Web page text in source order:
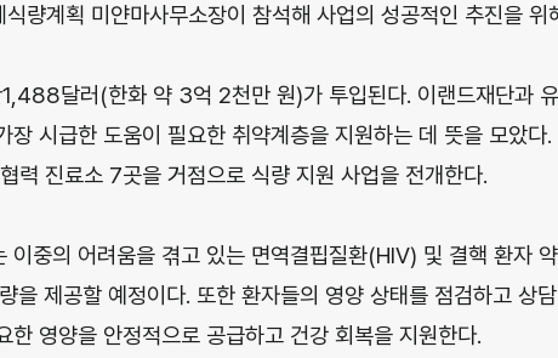
량계획 미얀마사무소장이 참석해 사업의 성공적인 추진을 위
달러(한화 약 3억 2천만 원)가 투입된다. 이랜드재단과
장 시급한 도움이 필요한 취약계층을 지원하는 데 뜻을 모았다
력 진료소 7곳을 거점으로 식량 지원 사업을 전개한다.
이중의 어려움을 겪고 있는 면역결핍질환(HIV) 및 결핵 환자
을 제공할 예정이다. 또한 환자들의 영양 상태를 점검하고 상
한 영양을 안정적으로 공급하고 건강 회복을 지원한다.